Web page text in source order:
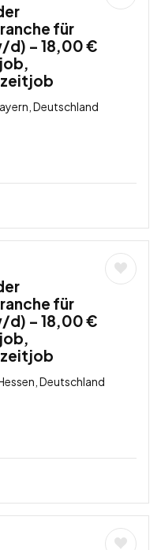
für
d) – 18,00 €
Deutschland
für
d) – 18,00 €
Deutschland